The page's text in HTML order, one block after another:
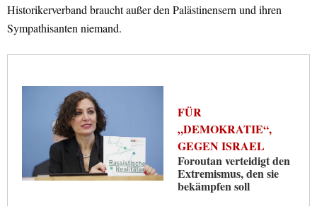
Historikerverband braucht außer den Palästinensern und ihren
Sympathisanten niemand.
FÜR
„DEMOKRATIE“,
GEGEN ISRAEL
Foroutan verteidigt den
Extremismus, den sie
bekämpfen soll